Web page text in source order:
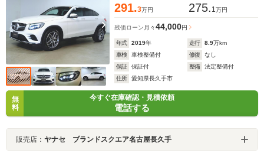
291.3万円 275. 1万円
残価ローン 月々44,000円
年式 2019年 走行 8.9万km
車検
車検整備付 修復
なし
保証
保証付 整備
法定整備付
住所
愛知県長久手市
無
料
今すぐ在庫確認・見積依頼
電話する
販売店： ヤナセ ブランドスクエア名古屋長久手